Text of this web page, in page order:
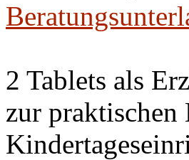
2 Tablets als
zur praktischen